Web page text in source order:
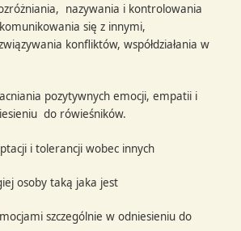
nazywania i kontrolowania
się z innymi,
konfliktów, współdziałania w
pozytywnych emocji, empatii i
do rówieśników.
i tolerancji wobec innych
osoby taką jaka jest
szczególnie w odniesieniu do